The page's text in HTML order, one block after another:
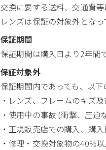
交換に要する送料、交通費等
レンズは保証の対象外とな
保証期間
保証期間は購入日より2年間で
保証対象外
保証期間内であっても、以下
・レンズ、フレームのキズ
・使用中の事故 (衝撃、圧
・正規販売店での購入、購
・修理・交換対象物の40%